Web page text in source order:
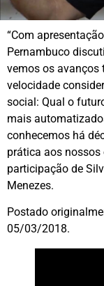
“Com
Pernambuco
vemos os avanços
velocidade
social: Qual o
mais
conhecemos há
prática aos nossos
participação de
Menezes.
Postado
05/03/2018.